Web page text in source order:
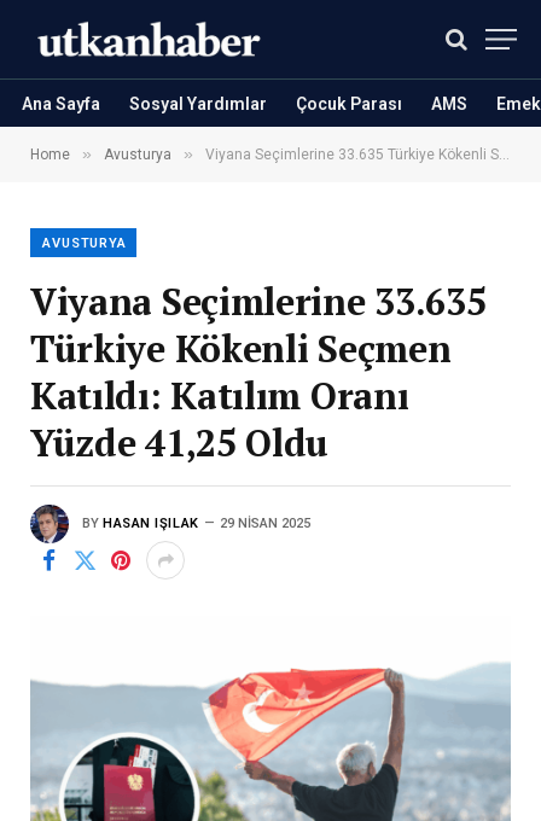
Ana Sayfa Sosyal Yardımlar Çocuk Parası AMS
Home » Avusturya » Viyana Seçimlerine 33.635 Türkiye Kökenli Seçmen Katıldı: Katılım Oranı Yüzde 41,25 Oldu
AVUSTURYA
Viyana Seçimlerine 33.635
Türkiye Kökenli Seçmen
Katıldı: Katılım Oranı
Yüzde 41,25 Oldu
BY HASAN IŞILAK 29 NISAN 2025